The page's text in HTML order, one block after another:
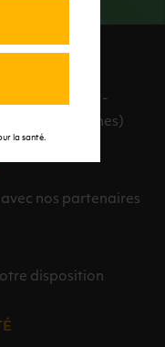
la santé.
GRATUITE AU-
(hors consignes)
nos partenaires
disposition